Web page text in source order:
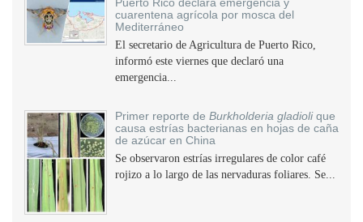
cuarentena agrícola por mosca del
Mediterráneo
El secretario de Agricultura de Puerto Rico,
informó este viernes que declaró una
emergencia...
Primer reporte de Burkholderia gladiolique
causa estrías bacterianas en hojas de caña
de azúcar en China
Se observaron estrías irregulares de color café
rojizo a lo largo de las nervaduras foliares. Se...